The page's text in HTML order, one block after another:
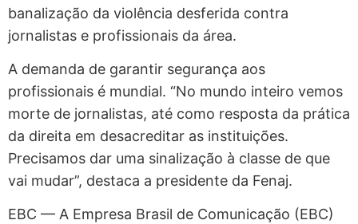
banalização da violência desferida contra
jornalistas e profissionais da área.
A demanda de garantir segurança aos
profissionais é mundial. “No mundo inteiro vemos
morte de jornalistas, até como resposta da prática
da direita em desacreditar as instituições.
Precisamos dar uma sinalização à classe de que
vai mudar”, destaca a presidente da Fenaj.
EBC — A Empresa Brasil de Comunicação (EBC)